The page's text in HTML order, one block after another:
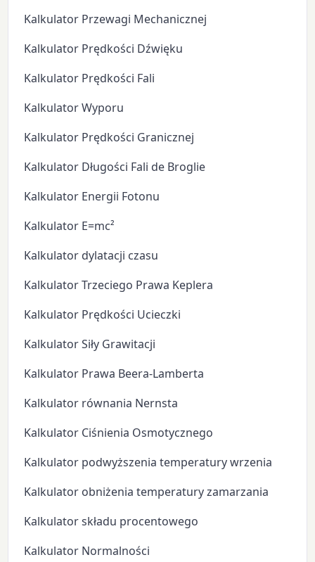
Kalkulator Przewagi Mechanicznej
Kalkulator Prędkości Dźwięku
Kalkulator Prędkości Fali
Kalkulator Wyporu
Kalkulator Prędkości Granicznej
Kalkulator Długości Fali de Broglie
Kalkulator Energii Fotonu
Kalkulator E=mc²
Kalkulator dylatacji czasu
Kalkulator Trzeciego Prawa Keplera
Kalkulator Prędkości Ucieczki
Kalkulator Siły Grawitacji
Kalkulator Prawa Beera-Lamberta
Kalkulator równania Nernsta
Kalkulator Ciśnienia Osmotycznego
Kalkulator podwyższenia temperatury wrzenia
Kalkulator obniżenia temperatury zamarzania
Kalkulator składu procentowego
Kalkulator Normalności